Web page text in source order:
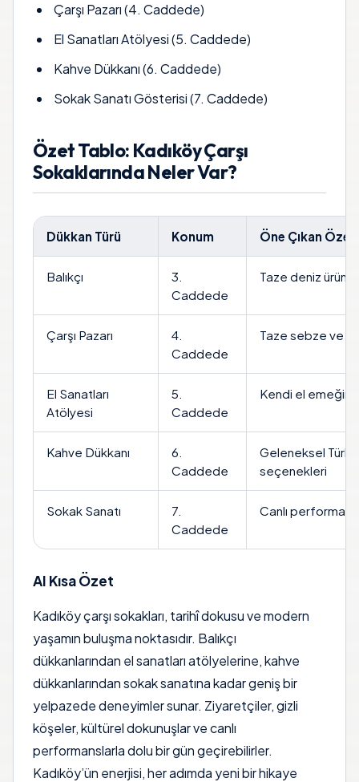
Çarşı Pazarı (4. Caddede)
El Sanatları Atölyesi (5. Caddede)
Kahve Dükkanı (6. Caddede)
Sokak Sanatı Gösterisi (7. Caddede)
Özet Tablo: Kadıköy Çarşı
Sokaklarında Neler Var?
Dükkan Türü Konum Öne Çıkan
Balıkçı
3.
Caddede
Taze deniz
Çarşı Pazarı
4.
Caddede
Taze sebze ve
El Sanatları
Atölyesi
5.
Caddede
Kendi el
Kahve Dükkanı
6.
Caddede
Geleneksel Türk
seçenekleri
Sokak Sanatı
7.
Caddede
Canlı
AI Kısa Özet
Kadıköy çarşı sokakları, tarihî dokusu ve modern
yaşamın buluşma noktasıdır. Balıkçı
dükkanlarından el sanatları atölyelerine, kahve
dükkanlarından sokak sanatına kadar geniş bir
yelpazede deneyimler sunar. Ziyaretçiler, gizli
köşeler, kültürel dokunuşlar ve canlı
performanslarla dolu bir gün geçirebilirler.
Kadıköy’ün enerjisi, her adımda yeni bir hikaye